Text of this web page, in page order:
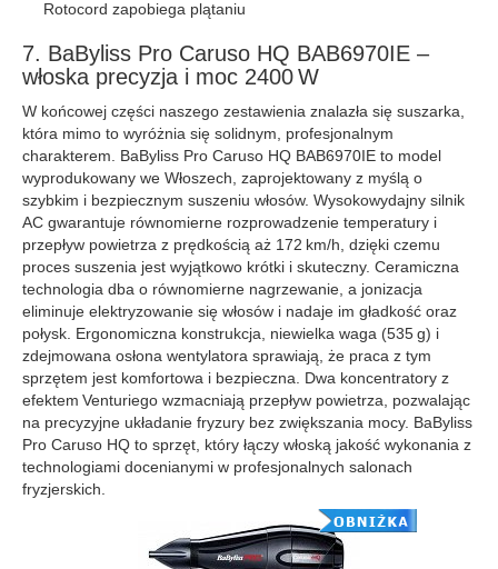
Rotocord zapobiega plątaniu
7. BaByliss Pro Caruso HQ BAB6970IE –
włoska precyzja i moc 2400 W
W końcowej części naszego zestawienia znalazła się suszarka,
która mimo to wyróżnia się solidnym, profesjonalnym
charakterem. BaByliss Pro Caruso HQ BAB6970IE to model
wyprodukowany we Włoszech, zaprojektowany z myślą o
szybkim i bezpiecznym suszeniu włosów. Wysokowydajny silnik
AC gwarantuje równomierne rozprowadzenie temperatury i
przepływ powietrza z prędkością aż 172 km/h, dzięki czemu
proces suszenia jest wyjątkowo krótki i skuteczny. Ceramiczna
technologia dba o równomierne nagrzewanie, a jonizacja
eliminuje elektryzowanie się włosów i nadaje im gładkość oraz
połysk. Ergonomiczna konstrukcja, niewielka waga (535 g) i
zdejmowana osłona wentylatora sprawiają, że praca z tym
sprzętem jest komfortowa i bezpieczna. Dwa koncentratory z
efektem Venturiego wzmacniają przepływ powietrza, pozwalając
na precyzyjne układanie fryzury bez zwiększania mocy. BaByliss
Pro Caruso HQ to sprzęt, który łączy włoską jakość wykonania z
technologiami docenianymi w profesjonalnych salonach
fryzjerskich.